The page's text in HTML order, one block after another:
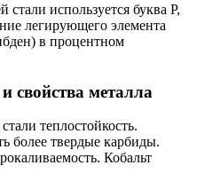
используется буква Р,
легирующего элемента
в процентном
свойства металла
теплостойкость.
более твердые карбиды.
Кобальт